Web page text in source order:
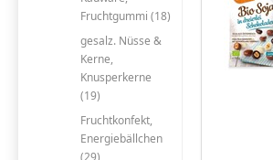
Fruchtgummi (18)
gesalz. Nüsse &
Kerne,
Knusperkerne
(19)
Fruchtkonfekt,
Energiebällchen
(29)